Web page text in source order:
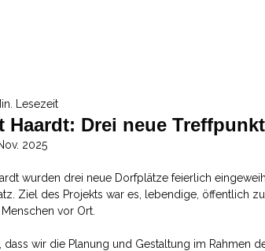
Haardt: Drei neue
Lesezeit
2025
wurden drei neue Dorfplätze feierlich
Ziel des Projekts war es, lebendige, öffentlich
vor Ort.
wir die Planung und Gestaltung im Rahmen